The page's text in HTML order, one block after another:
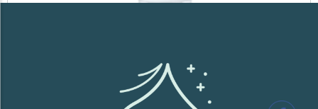
SVR XERIAL FISSURES ET CREVASSES